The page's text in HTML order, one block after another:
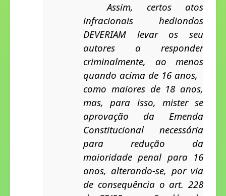
Assim, certos atos
infracionais hediondos
DEVERIAM levar os seu
autores a responder
criminalmente, ao menos
quando acima de 16 anos,
como maiores de 18 anos,
mas, para isso, mister se
aprovação da Emenda
Constitucional necessária
para redução da
maioridade penal para 16
anos, alterando-se, por via
de consequência o art. 228